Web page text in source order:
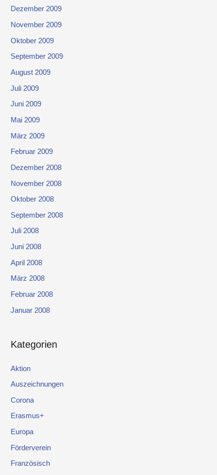
Dezember 2009
November 2009
Oktober 2009
September 2009
August 2009
Juli 2009
Juni 2009
Mai 2009
März 2009
Februar 2009
Dezember 2008
November 2008
Oktober 2008
September 2008
Juli 2008
Juni 2008
April 2008
März 2008
Februar 2008
Januar 2008
Kategorien
Aktion
Auszeichnungen
Corona
Erasmus+
Europa
Förderverein
Französisch